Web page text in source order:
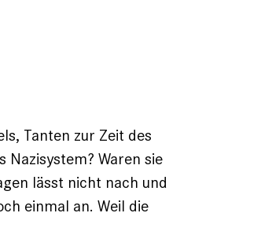
Tanten zur Zeit des
Waren sie
lässt nicht nach und
einmal an. Weil die